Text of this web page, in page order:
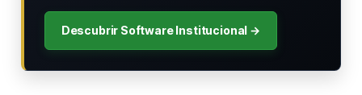
Descubrir Software Institucional →